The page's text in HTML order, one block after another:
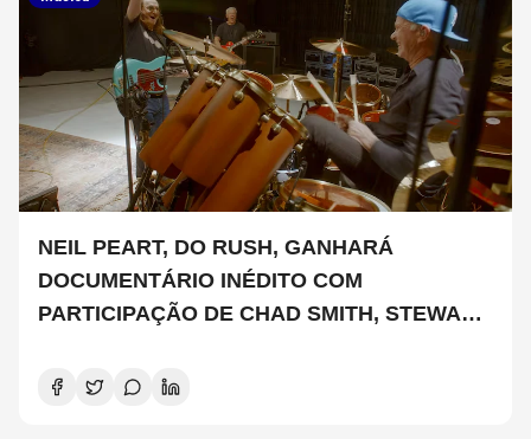
NEIL PEART, DO RUSH, GANHARÁ
DOCUMENTÁRIO INÉDITO COM
PARTICIPAÇÃO DE CHAD SMITH, STEWART